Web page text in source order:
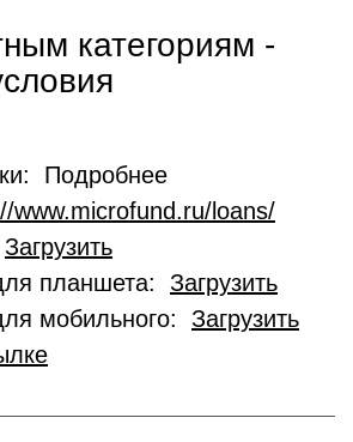
категориям -
Подробнее
www.microfund.ru/loans/
Загрузить
планшета: Загрузить
мобильного: Загрузить